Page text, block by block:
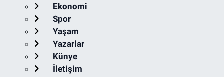
Ekonomi
Spor
Yaşam
Yazarlar
Künye
İletişim